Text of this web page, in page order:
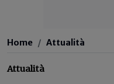
Home Attualità
Attualità